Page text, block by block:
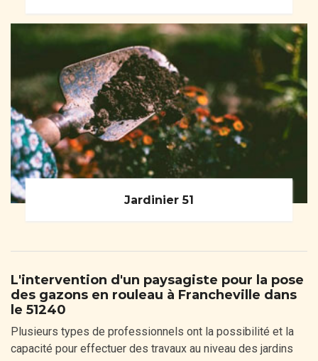
Jardinier 51
L'intervention d'un paysagiste pour la pose
des gazons en rouleau à Francheville dans
le 51240
Plusieurs types de professionnels ont la possibilité et la
capacité pour effectuer des travaux au niveau des jardins